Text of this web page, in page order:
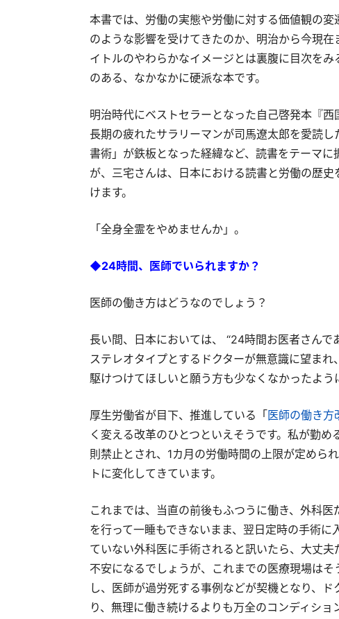
本書では、労働の実態や労働に対する価値観の
のような影響を受けてきたのか、明治から今現
イトルのやわらかなイメージとは裏腹に目次を
のある、なかなかに硬派な本です。
明治時代にベストセラーとなった自己啓発本『
長期の疲れたサラリーマンが司馬遼太郎を愛読
書術」が鉄板となった経緯など、読書をテーマ
が、三宅さんは、日本における読書と労働の歴
けます。
「全身全霊をやめませんか」。
◆24時間、医師でいられますか？
医師の働き方はどうなのでしょう？
長い間、日本においては、 “24時間お医者さんで
ステレオタイプとするドクターが無意識に望ま
駆けつけてほしいと願う方も少なくなかったよう
厚生労働省が目下、推進している「医師の働き方
く変える改革のひとつといえそうです。私が勤
則禁止とされ、1カ月の労働時間の上限が定めら
トに変化してきています。
これまでは、当直の前後もふつうに働き、外科
を行って一睡もできないまま、翌日定時の手術
ていない外科医に手術されると訊いたら、大丈
不安になるでしょうが、これまでの医療現場は
し、医師が過労死する事例などが契機となり、
り、無理に働き続けるよりも万全のコンディシ